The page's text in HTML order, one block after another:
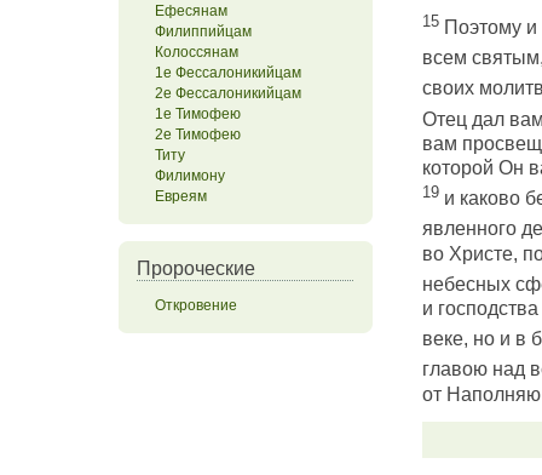
Ефесянам
Филиппийцам
Колоссянам
1е Фессалоникийцам
2е Фессалоникийцам
1е Тимофею
2е Тимофею
Титу
Филимону
Евреям
Пророческие
Откровение
15Поэтому и
всем
своих
Отец дал
вам
которой Он
19и каково
явленного
во Христе,
небесных
и
веке, но и в
главою над
от